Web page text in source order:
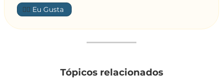
recém-nascido, receptivo a qualquer
ensinamento.
Três meses depois, o bichinho já estava todo
perguntou:
👍🏼
Tópicos relacionados